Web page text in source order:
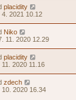
placidity
4. 2021 10.12
Niko
11. 2020 12.29
placidity
11. 2020 11.16
zdech
10. 2020 16.34